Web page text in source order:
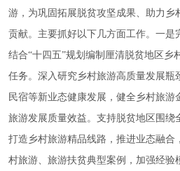
游，为巩固拓展脱贫攻坚成果、助力乡
贡献。主要抓好以下几方面工作。一是
结合“十四五”规划编制厘清脱贫地区乡
任务。深入研究乡村旅游高质量发展瓶
民宿等新业态健康发展，健全乡村旅
旅游发展质量效益。支持脱贫地区围绕
打造乡村旅游精品线路，推进业态融合
村旅游、旅游扶贫典型案例，加强经验